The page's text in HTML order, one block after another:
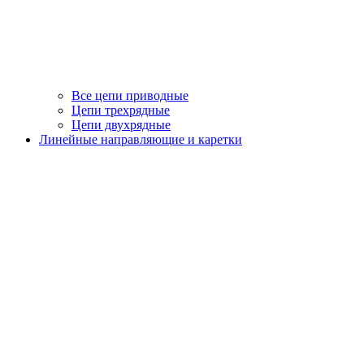
Все цепи приводные
Цепи трехрядные
Цепи двухрядные
Линейные направляющие и каретки